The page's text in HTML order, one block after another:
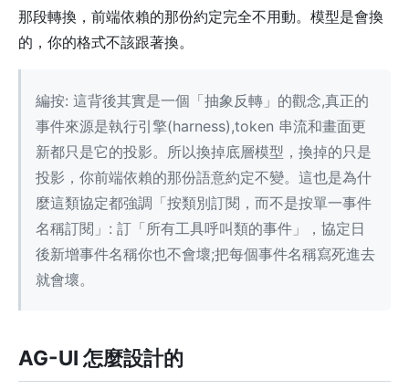
那段轉換，前端依賴的那份約定完全不用動。模型是會換
的，你的格式不該跟著換。
編按: 這背後其實是一個「抽象反轉」的觀念,真正的
事件來源是執行引擎(harness),token 串流和畫面更
新都只是它的投影。所以換掉底層模型，換掉的只是
投影，你前端依賴的那份語意約定不變。這也是為什
麼這類協定都強調「按類別訂閱，而不是按單一事件
名稱訂閱」: 訂「所有工具呼叫類的事件」，協定日
後新增事件名稱你也不會壞;把每個事件名稱寫死進去
就會壞。
AG-UI 怎麼設計的